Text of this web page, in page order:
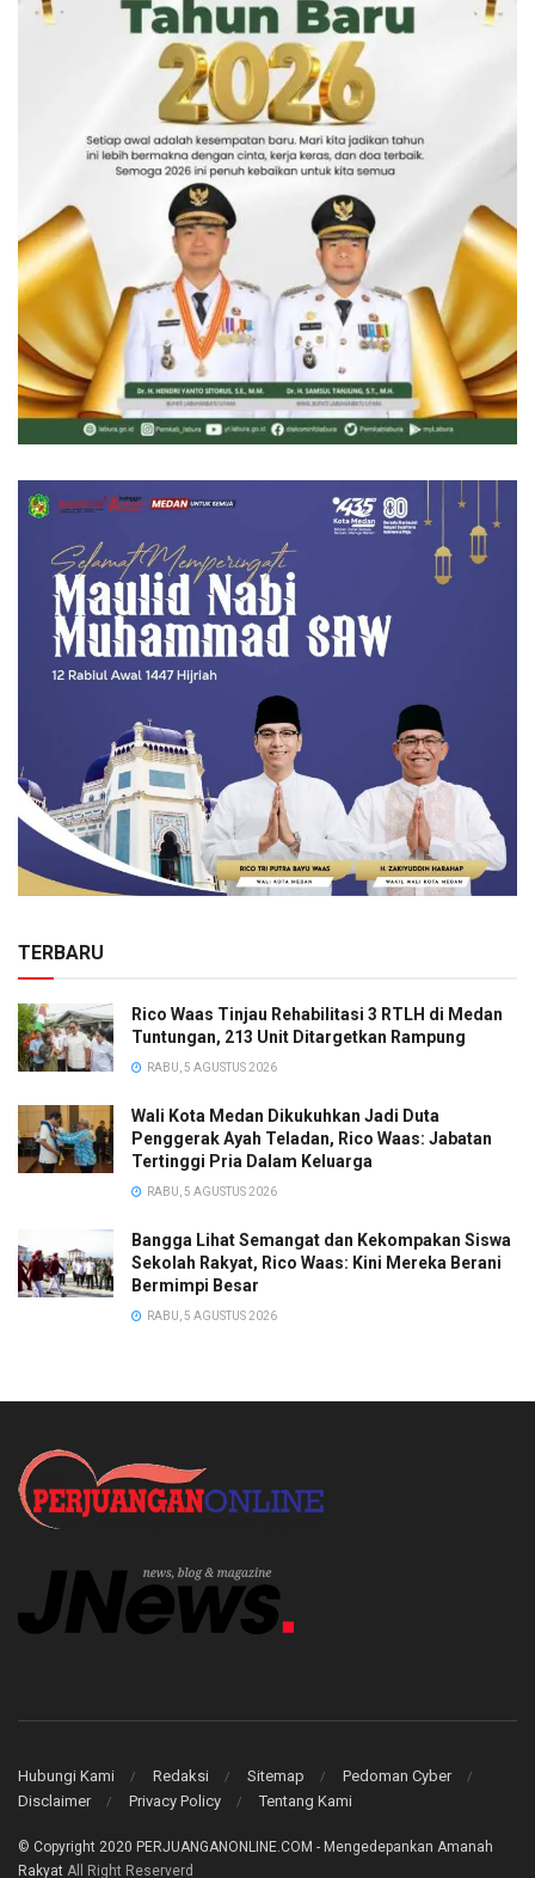
TERBARU
Rico Waas Tinjau Rehabilitasi 3 RTLH di Medan
Tuntungan, 213 Unit Ditargetkan Rampung
RABU, 5 AGUSTUS 2026
Wali Kota Medan Dikukuhkan Jadi Duta
Penggerak Ayah Teladan, Rico Waas: Jabatan
Tertinggi Pria Dalam Keluarga
RABU, 5 AGUSTUS 2026
Bangga Lihat Semangat dan Kekompakan Siswa
Sekolah Rakyat, Rico Waas: Kini Mereka Berani
Bermimpi Besar
RABU, 5 AGUSTUS 2026
Hubungi Kami Redaksi Sitemap
Pedoman Cyber
Disclaimer
Privacy Policy Tentang Kami
© Copyright 2020 PERJUANGANONLINE.COM - Mengedepankan Amanah
Rakyat All Right Reserverd